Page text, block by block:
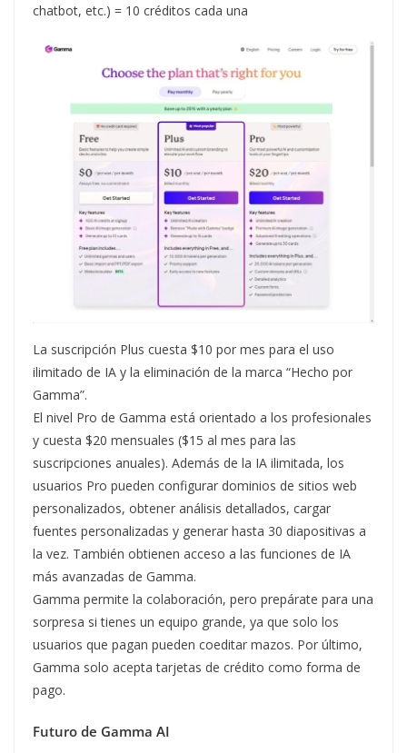
chatbot, etc.) = 10 créditos cada una
La suscripción Plus cuesta $10 por mes para el uso
ilimitado de IA y la eliminación de la marca “Hecho por
Gamma”.
El nivel Pro de Gamma está orientado a los profesionales
y cuesta $20 mensuales ($15 al mes para las
suscripciones anuales). Además de la IA ilimitada, los
usuarios Pro pueden configurar dominios de sitios web
personalizados, obtener análisis detallados, cargar
fuentes personalizadas y generar hasta 30 diapositivas a
la vez. También obtienen acceso a las funciones de IA
más avanzadas de Gamma.
Gamma permite la colaboración, pero prepárate para una
sorpresa si tienes un equipo grande, ya que solo los
usuarios que pagan pueden coeditar mazos. Por último,
Gamma solo acepta tarjetas de crédito como forma de
pago.
Futuro de Gamma AI